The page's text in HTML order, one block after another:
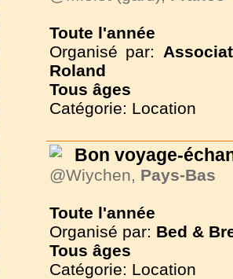
Toute l'année
Organisé par:
Roland
Tous âges
Catégorie: Location
Bon voyage-
@Wiychen, Pays-Bas
Toute l'année
Organisé par: Bed &
Tous âges
Catégorie: Location